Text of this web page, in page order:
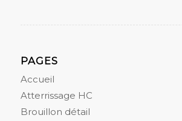
PAGES
Accueil
Atterrissage HC
Brouillon détail